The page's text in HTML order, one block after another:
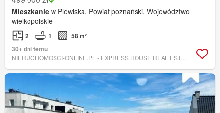
Mieszkanie w Plewiska, Powiat poznański, Województwo
wielkopolskie
2 1
58 m²
30+ dni temu
NIERUCHOMOSCI-ONLINE.PL - EXPRESS HOUSE REAL ESTATE